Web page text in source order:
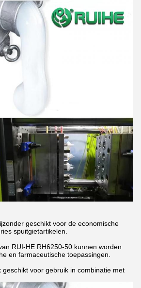
geschikt voor de economische
spuitgietartikelen.
RUI-HE RH6250-50 kunnen worden
en farmaceutische toepassingen.
geschikt voor gebruik in combinatie met